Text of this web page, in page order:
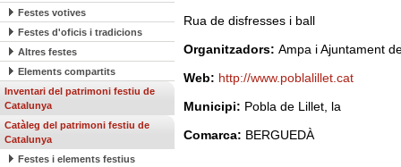
Festes votives
Festes d'oficis i tradicions
Altres festes
Elements compartits
Inventari del patrimoni festiu de
Catalunya
Catàleg del patrimoni festiu de
Catalunya
Festes i elements festius
Rua de disfresses i ball
Organitzadors: Ampa i Ajuntament
Web: http://www.poblalillet.cat
Municipi: Pobla de Lillet, la
Comarca: BERGUEDÀ